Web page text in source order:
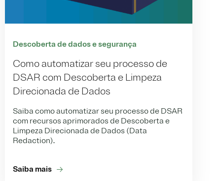
Descoberta de dados e segurança
Como automatizar seu processo de
DSAR com Descoberta e Limpeza
Direcionada de Dados
Saiba como automatizar seu processo de DSAR
com recursos aprimorados de Descoberta e
Limpeza Direcionada de Dados (Data
Redaction).
Saiba mais